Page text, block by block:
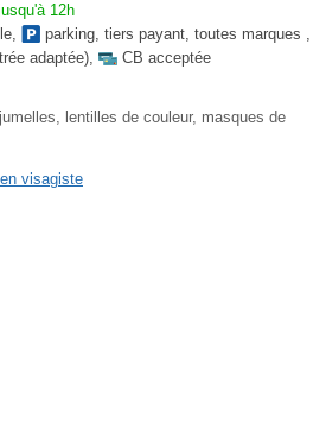
12h
, parking, tiers payant, toutes marques ,
adaptée),
CB acceptée
jumelles, lentilles de couleur, masques de
visagiste